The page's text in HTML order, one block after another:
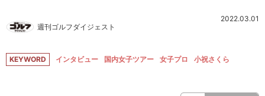
週刊ゴルフダイジェスト
2022.03.01
KEYWORD インタビュー 国内女子ツアー 女子プロ 小祝さくら